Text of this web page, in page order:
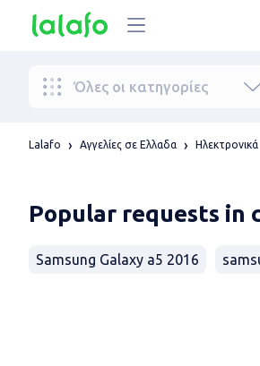
Όλες οι κατηγορίες
Lalafo Αγγελίες σε Ελλαδα Ηλεκτρονικά
Popular requests in
Samsung Galaxy a5 2016